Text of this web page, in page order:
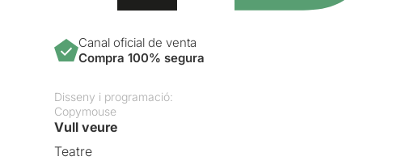
Canal oficial de venta
Compra 100% segura
Disseny i programació:
Copymouse
Vull veure
Teatre